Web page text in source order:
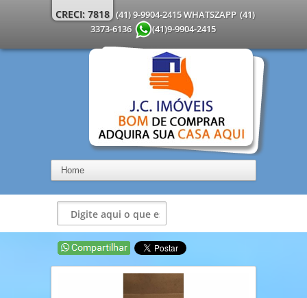
CRECI: 7818 (41) 9-9904-2415 WHATSZAPP (41)
3373-6136
(41)9-9904-2415